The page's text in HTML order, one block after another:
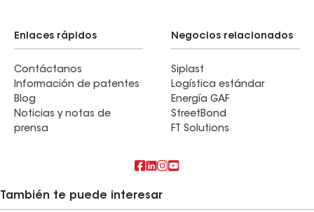
Enlaces rápidos
Contáctanos
Información de patentes
Blog
Noticias y notas de
prensa
Negocios relacionados
Siplast
Logística estándar
Energía GAF
StreetBond
FT Solutions
También te puede interesar